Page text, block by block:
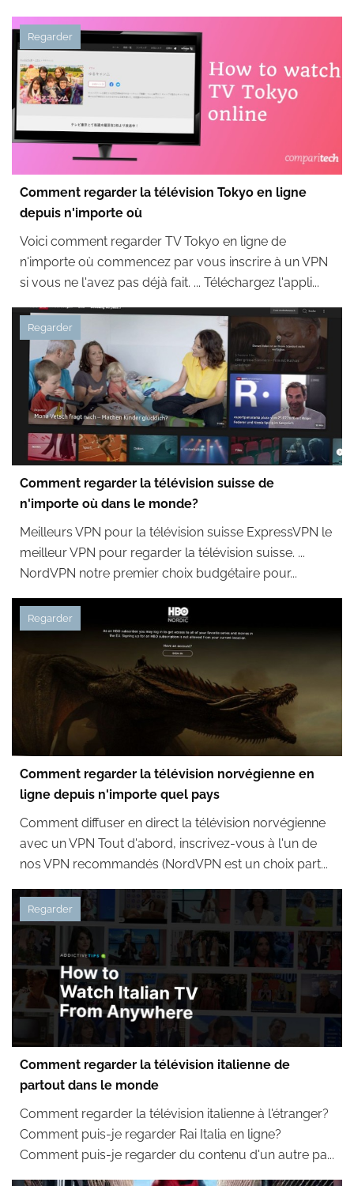
Regarder
Comment regarder la télévision Tokyo en ligne
depuis n'importe où
Voici comment regarder TV Tokyo en ligne de
n'importe où commencez par vous inscrire à un VPN
si vous ne l'avez pas déjà fait. ... Téléchargez l'appli...
Regarder
Comment regarder la télévision suisse de
n'importe où dans le monde?
Meilleurs VPN pour la télévision suisse ExpressVPN le
meilleur VPN pour regarder la télévision suisse. ...
NordVPN notre premier choix budgétaire pour...
Regarder
Comment regarder la télévision norvégienne en
ligne depuis n'importe quel pays
Comment diffuser en direct la télévision norvégienne
avec un VPN Tout d'abord, inscrivez-vous à l'un de
nos VPN recommandés (NordVPN est un choix part...
Regarder
Comment regarder la télévision italienne de
partout dans le monde
Comment regarder la télévision italienne à l'étranger?
Comment puis-je regarder Rai Italia en ligne?
Comment puis-je regarder du contenu d'un autre pa...